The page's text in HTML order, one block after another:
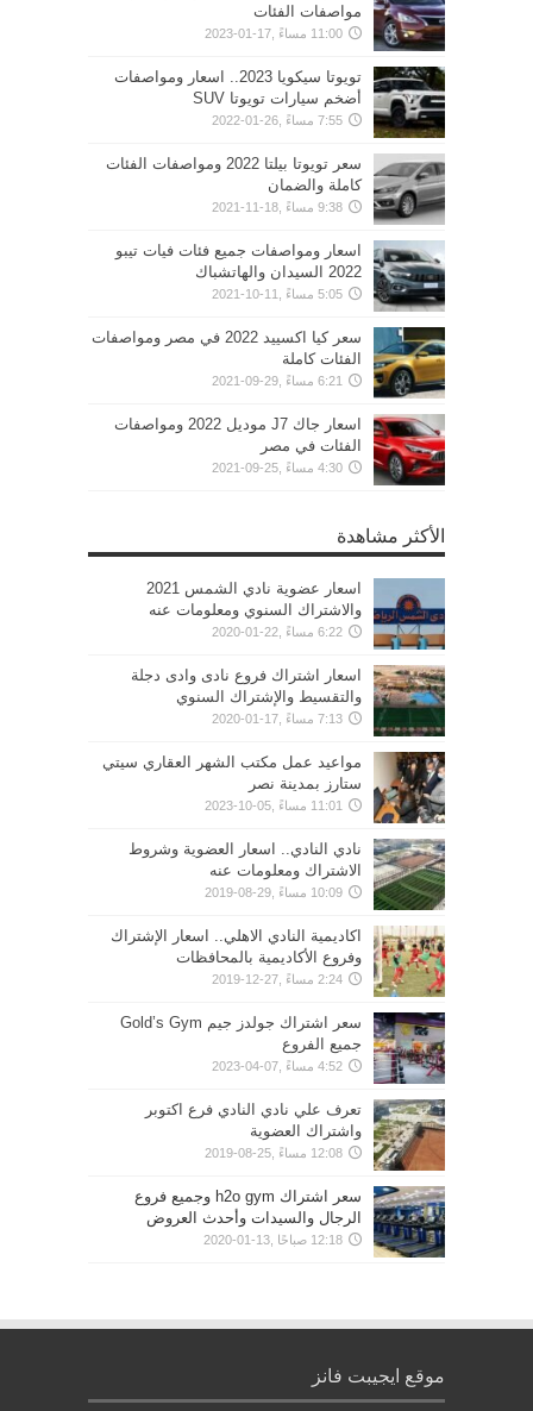
مواصفات الفئات
11:00 مساءً ,17-01-2023
تويوتا سيكويا 2023.. اسعار ومواصفات
أضخم سيارات تويوتا SUV
7:55 مساءً ,26-01-2022
سعر تويوتا بيلتا 2022 ومواصفات الفئات
كاملة والضمان
9:38 مساءً ,18-11-2021
اسعار ومواصفات جميع فئات فيات تيبو
2022 السيدان والهاتشباك
5:05 مساءً ,11-10-2021
سعر كيا اكسييد 2022 في مصر ومواصفات
الفئات كاملة
6:21 مساءً ,29-09-2021
اسعار جاك J7 موديل 2022 ومواصفات
الفئات في مصر
4:30 مساءً ,25-09-2021
الأكثر مشاهدة
اسعار عضوية نادي الشمس 2021
والاشتراك السنوي ومعلومات عنه
6:22 مساءً ,22-01-2020
اسعار اشتراك فروع نادى وادى دجلة
والتقسيط والإشتراك السنوي
7:13 مساءً ,17-01-2020
مواعيد عمل مكتب الشهر العقاري سيتي
ستارز بمدينة نصر
11:01 مساءً ,05-10-2023
نادي النادي.. اسعار العضوية وشروط
الاشتراك ومعلومات عنه
10:09 مساءً ,29-08-2019
اكاديمية النادي الاهلي.. اسعار الإشتراك
وفروع الأكاديمية بالمحافظات
2:24 مساءً ,27-12-2019
سعر اشتراك جولدز جيم Gold’s Gym
جميع الفروع
4:52 مساءً ,07-04-2023
تعرف علي نادي النادي فرع اكتوبر
واشتراك العضوية
12:08 مساءً ,25-08-2019
سعر اشتراك h2o gym وجميع فروع
الرجال والسيدات وأحدث العروض
12:18 صباحًا ,13-01-2020
موقع ايجيبت فانز